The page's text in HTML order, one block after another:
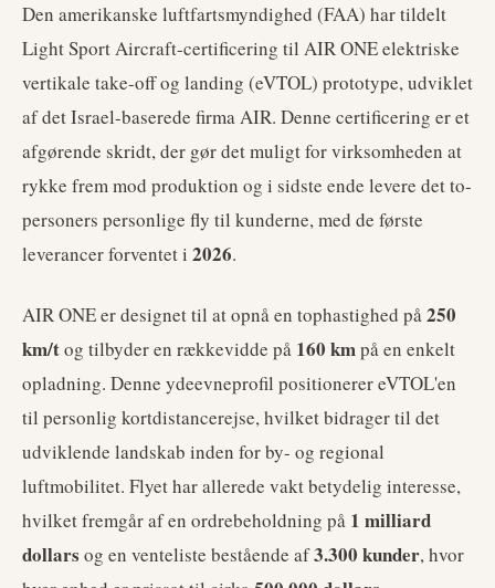
Den amerikanske luftfartsmyndighed (FAA) har tildelt
Light Sport Aircraft-certificering til AIR ONE elektriske
vertikale take-off og landing (eVTOL) prototype, udviklet
af det Israel-baserede firma AIR. Denne certificering er et
afgørende skridt, der gør det muligt for virksomheden at
rykke frem mod produktion og i sidste ende levere det to-
personers personlige fly til kunderne, med de første
leverancer forventet i 2026.
AIR ONE er designet til at opnå en tophastighed på250
km/tog tilbyder en rækkevidde på 160 kmpå en enkelt
opladning. Denne ydeevneprofil positionerer eVTOL'en
til personlig kortdistancerejse, hvilket bidrager til det
udviklende landskab inden for by- og regional
luftmobilitet. Flyet har allerede vakt betydelig interesse,
hvilket fremgår af en ordrebeholdning på 1 milliard
dollars og en venteliste bestående af3.300 kunder, hvor